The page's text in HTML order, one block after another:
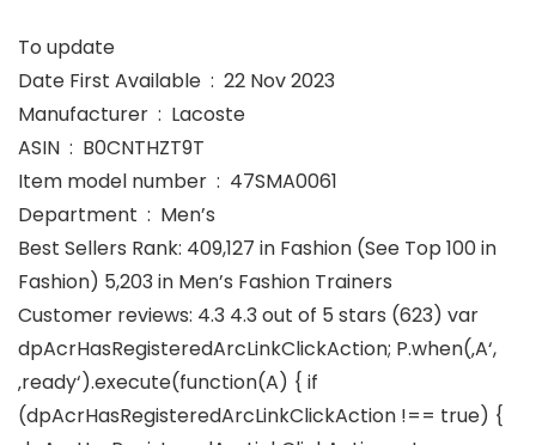
To update
Date First Available ‏ : ‎ 22 Nov 2023
Manufacturer ‏ : ‎ Lacoste
ASIN ‏ : ‎ B0CNTHZT9T
Item model number ‏ : ‎ 47SMA0061
Department ‏ : ‎ Men’s
Best Sellers Rank: 409,127 in Fashion (See Top 100 in
Fashion) 5,203 in Men’s Fashion Trainers
Customer reviews: 4.3 4.3 out of 5 stars (623) var
dpAcrHasRegisteredArcLinkClickAction; P.when(‚A‘,
‚ready‘).execute(function(A) { if
(dpAcrHasRegisteredArcLinkClickAction !== true) {